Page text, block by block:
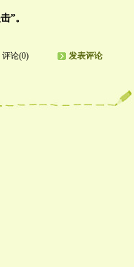
”。
评论(0) 发表评论